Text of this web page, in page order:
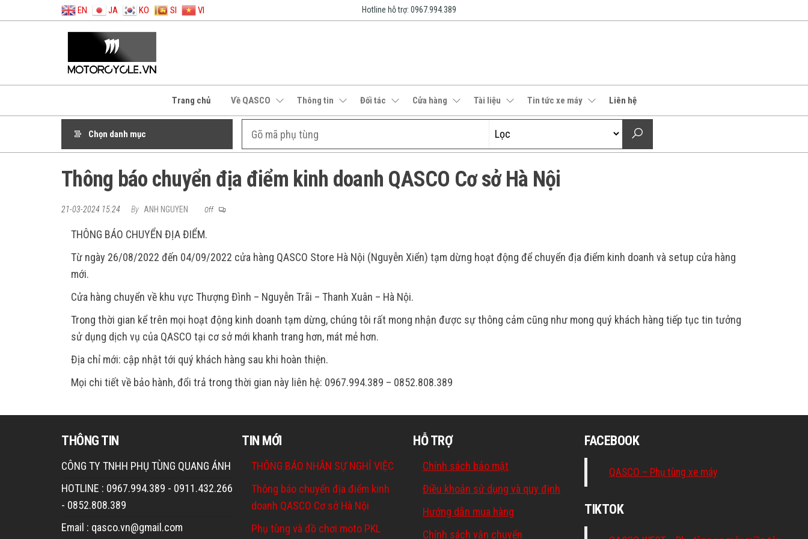
EN JA KO SI VI Hotline hỗ trợ: 0967.994.389
Trang chủ Về QASCO Thông tin Đối tác Cửa hàng Tài liệu Tin tức xe máy Liên hệ
Chọn danh mục
Thông báo chuyển địa điểm kinh doanh QASCO Cơ sở Hà Nội
21-03-2024 15:24 By ANH NGUYEN Off
THÔNG BÁO CHUYỂN ĐỊA ĐIỂM.
Từ ngày 26/08/2022 đến 04/09/2022 cửa hàng QASCO Store Hà Nội (Nguyễn Xiển) tạm dừng hoạt động để chuyển địa điểm kinh doanh và setup cửa hàng
mới.
Cửa hàng chuyển về khu vực Thượng Đình – Nguyễn Trãi – Thanh Xuân – Hà Nội.
Trong thời gian kể trên mọi hoạt động kinh doanh tạm dừng, chúng tôi rất mong nhận được sự thông cảm cũng như mong quý khách hàng tiếp tục tin tưởng
sử dụng dịch vụ của QASCO tại cơ sở mới khanh trang hơn, mát mẻ hơn.
Địa chỉ mới: cập nhật tới quý khách hàng sau khi hoàn thiện.
Mọi chi tiết về bảo hành, đổi trả trong thời gian này liên hệ: 0967.994.389 – 0852.808.389
THÔNG TIN
CÔNG TY TNHH PHỤ TÙNG QUANG ÁNH
HOTLINE : 0967.994.389 - 0911.432.266
- 0852.808.389
Email : qasco.vn@gmail.com
TIN MỚI
THÔNG BÁO NHÂN SỰ NGHỈ VIỆC
Thông báo chuyển địa điểm kinh
doanh QASCO Cơ sở Hà Nội
Phụ tùng và đồ chơi moto PKL
HỖ TRỢ
Chính sách bảo mật
Điều khoản sử dụng và quy định
Hướng dẫn mua hàng
Chính sách vận chuyển
FACEBOOK
QASCO – Phụ tùng xe máy
TIKTOK